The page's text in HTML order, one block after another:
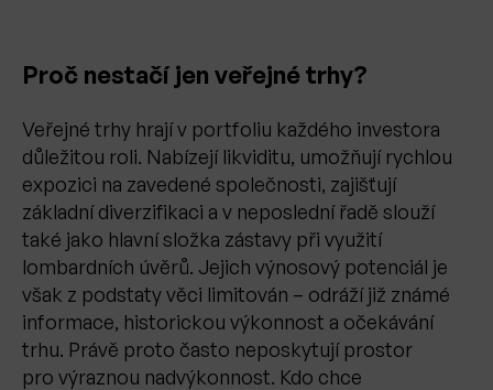
Proč nestačí jen veřejné trhy?
Veřejné trhy hrají v portfoliu každého investora
důležitou roli. Nabízejí likviditu, umožňují rychlou
expozici na zavedené společnosti, zajišťují
základní diverzifikaci a v neposlední řadě slouží
také jako hlavní složka zástavy při využití
lombardních úvěrů. Jejich výnosový potenciál je
však z podstaty věci limitován – odráží již známé
informace, historickou výkonnost a očekávání
trhu. Právě proto často neposkytují prostor
pro výraznou nadvýkonnost. Kdo chce